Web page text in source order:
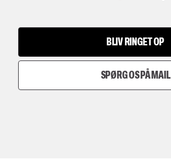
BLIV RINGET OP
SPØRG OS PÅ MAIL